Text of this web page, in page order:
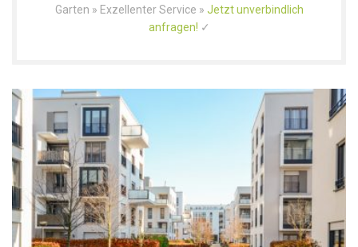
Garten » Exzellenter Service » Jetzt unverbindlich
anfragen! ✓